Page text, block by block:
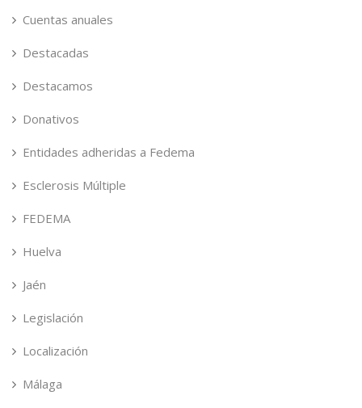
Cuentas anuales
Destacadas
Destacamos
Donativos
Entidades adheridas a Fedema
Esclerosis Múltiple
FEDEMA
Huelva
Jaén
Legislación
Localización
Málaga